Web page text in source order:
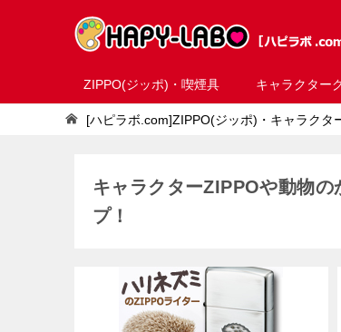
ZIPPO(ジッポ)・喫煙具 キャラクター
[ハピラボ.com]ZIPPO(ジッポ)・キャラクタ
キャラクターZIPPOや動物
プ！